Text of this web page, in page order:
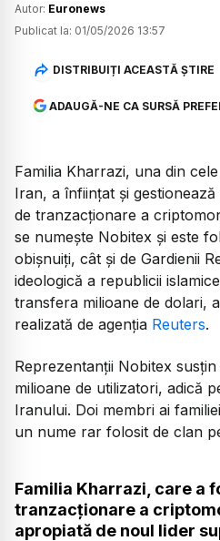
Autor: Euronews
Publicat la: 01/05/2026 13:57
DISTRIBUIȚI ACEASTĂ ȘTIRE
ADAUGĂ-NE CA SURSĂ
Familia Kharrazi, una din
Iran, a înființat și
de tranzacționare a
se numește Nobitex și este
obișnuiți, cât și de Gardienii
ideologică a republicii
transfera milioane de dolari,
realizată de agenția Reuters.
Reprezentanții Nobitex
milioane de utilizatori, adică
Iranului. Doi membri ai
un nume rar folosit de clan
Familia Kharrazi, care a
tranzacționare a
apropiată de noul lider